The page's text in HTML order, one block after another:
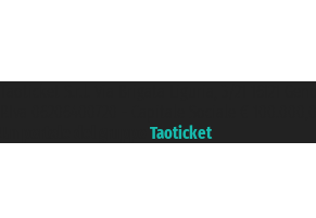
Taoticket